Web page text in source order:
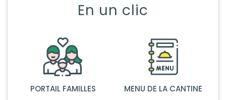
En un clic
PORTAIL FAMILLES MENU DE LA CANTINE